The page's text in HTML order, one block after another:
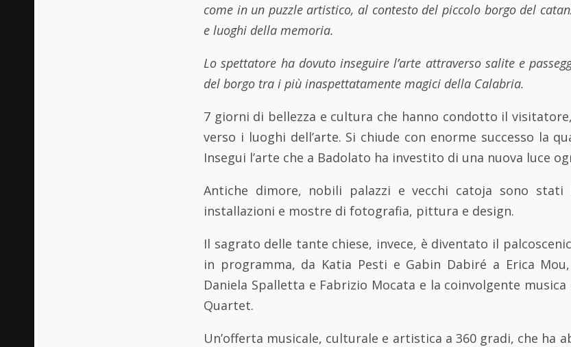
come in un puzzle artistico, al contesto del piccolo borgo del
e luoghi della memoria.
Lo spettatore ha dovuto inseguire l’arte attraverso salite e
del borgo tra i più inaspettatamente magici della Calabria.
7 giorni di bellezza e cultura che hanno condotto il
verso i luoghi dell’arte. Si chiude con enorme successo la
Insegui l’arte che a Badolato ha investito di una nuova luce
Antiche dimore, nobili palazzi e vecchi catoja sono
installazioni e mostre di fotografia, pittura e design.
Il sagrato delle tante chiese, invece, è diventato il
in programma, da Katia Pesti e Gabin Dabiré a Erica
Daniela Spalletta e Fabrizio Mocata e la coinvolgente
Quartet.
Un’offerta musicale, culturale e artistica a 360 gradi, che ha